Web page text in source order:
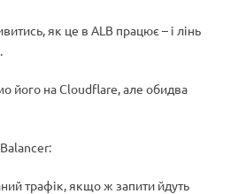
як це в ALB працює – і лінь
його на Cloudflare, але обидва
трафік, якщо ж запити йдуть